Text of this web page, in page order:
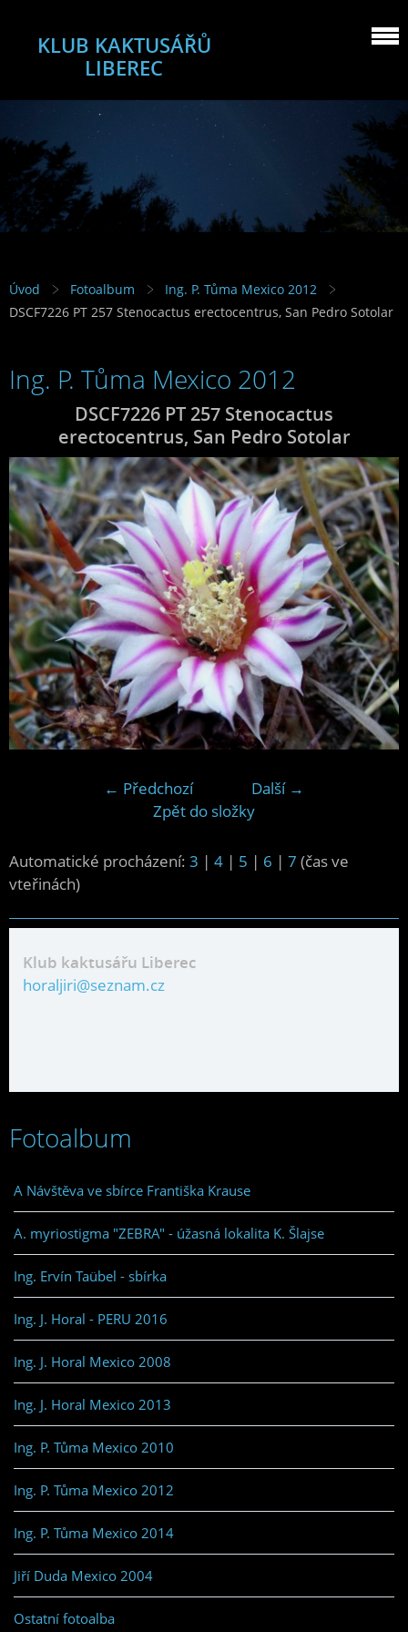
KLUB KAKTUSÁŘŮ
LIBEREC
Úvod Fotoalbum
Ing. P. Tůma Mexico 2012
DSCF7226 PT 257 Stenocactus erectocentrus, San Pedro Sotolar
Ing. P. Tůma Mexico 2012
DSCF7226 PT 257 Stenocactus
erectocentrus, San Pedro Sotolar
← Předchozí
Další →
Zpět do složky
Automatické procházení: 3 | 4 | 5 | 6 | 7 (čas ve
vteřinách)
Klub kaktusářu Liberec
horaljiri@seznam.cz
Fotoalbum
A Návštěva ve sbírce Františka Krause
A. myriostigma "ZEBRA" - úžasná lokalita K. Šlajse
Ing. Ervín Taübel - sbírka
Ing. J. Horal - PERU 2016
Ing. J. Horal Mexico 2008
Ing. J. Horal Mexico 2013
Ing. P. Tůma Mexico 2010
Ing. P. Tůma Mexico 2012
Ing. P. Tůma Mexico 2014
Jiří Duda Mexico 2004
Ostatní fotoalba